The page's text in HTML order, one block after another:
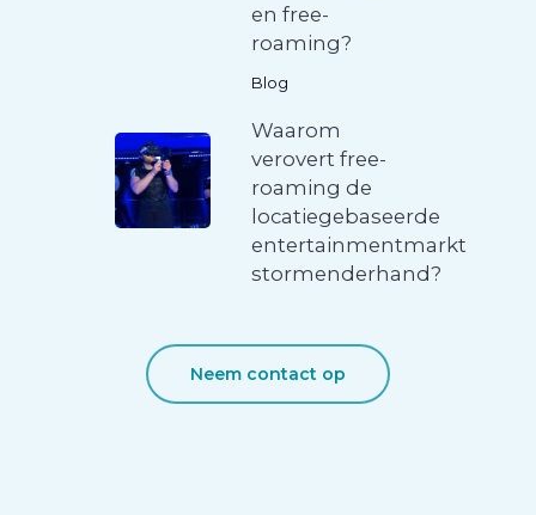
en free-
roaming?
Blog
Waarom
verovert free-
roaming de
locatiegebaseerde
entertainmentmarkt
stormenderhand?
Neem contact op